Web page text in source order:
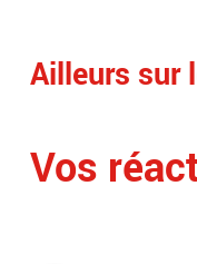
Ailleurs sur
Vos